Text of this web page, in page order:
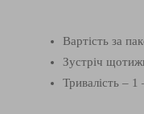
Вартість за
Зустріч
Тривалість – 1